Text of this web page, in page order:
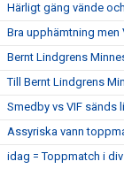
Härligt gäng vände
Bra upphämtning men
Bernt Lindgrens
Till Bernt Lindgrens
Smedby vs VIF sänds
Assyriska vann
idag = Toppmatch i